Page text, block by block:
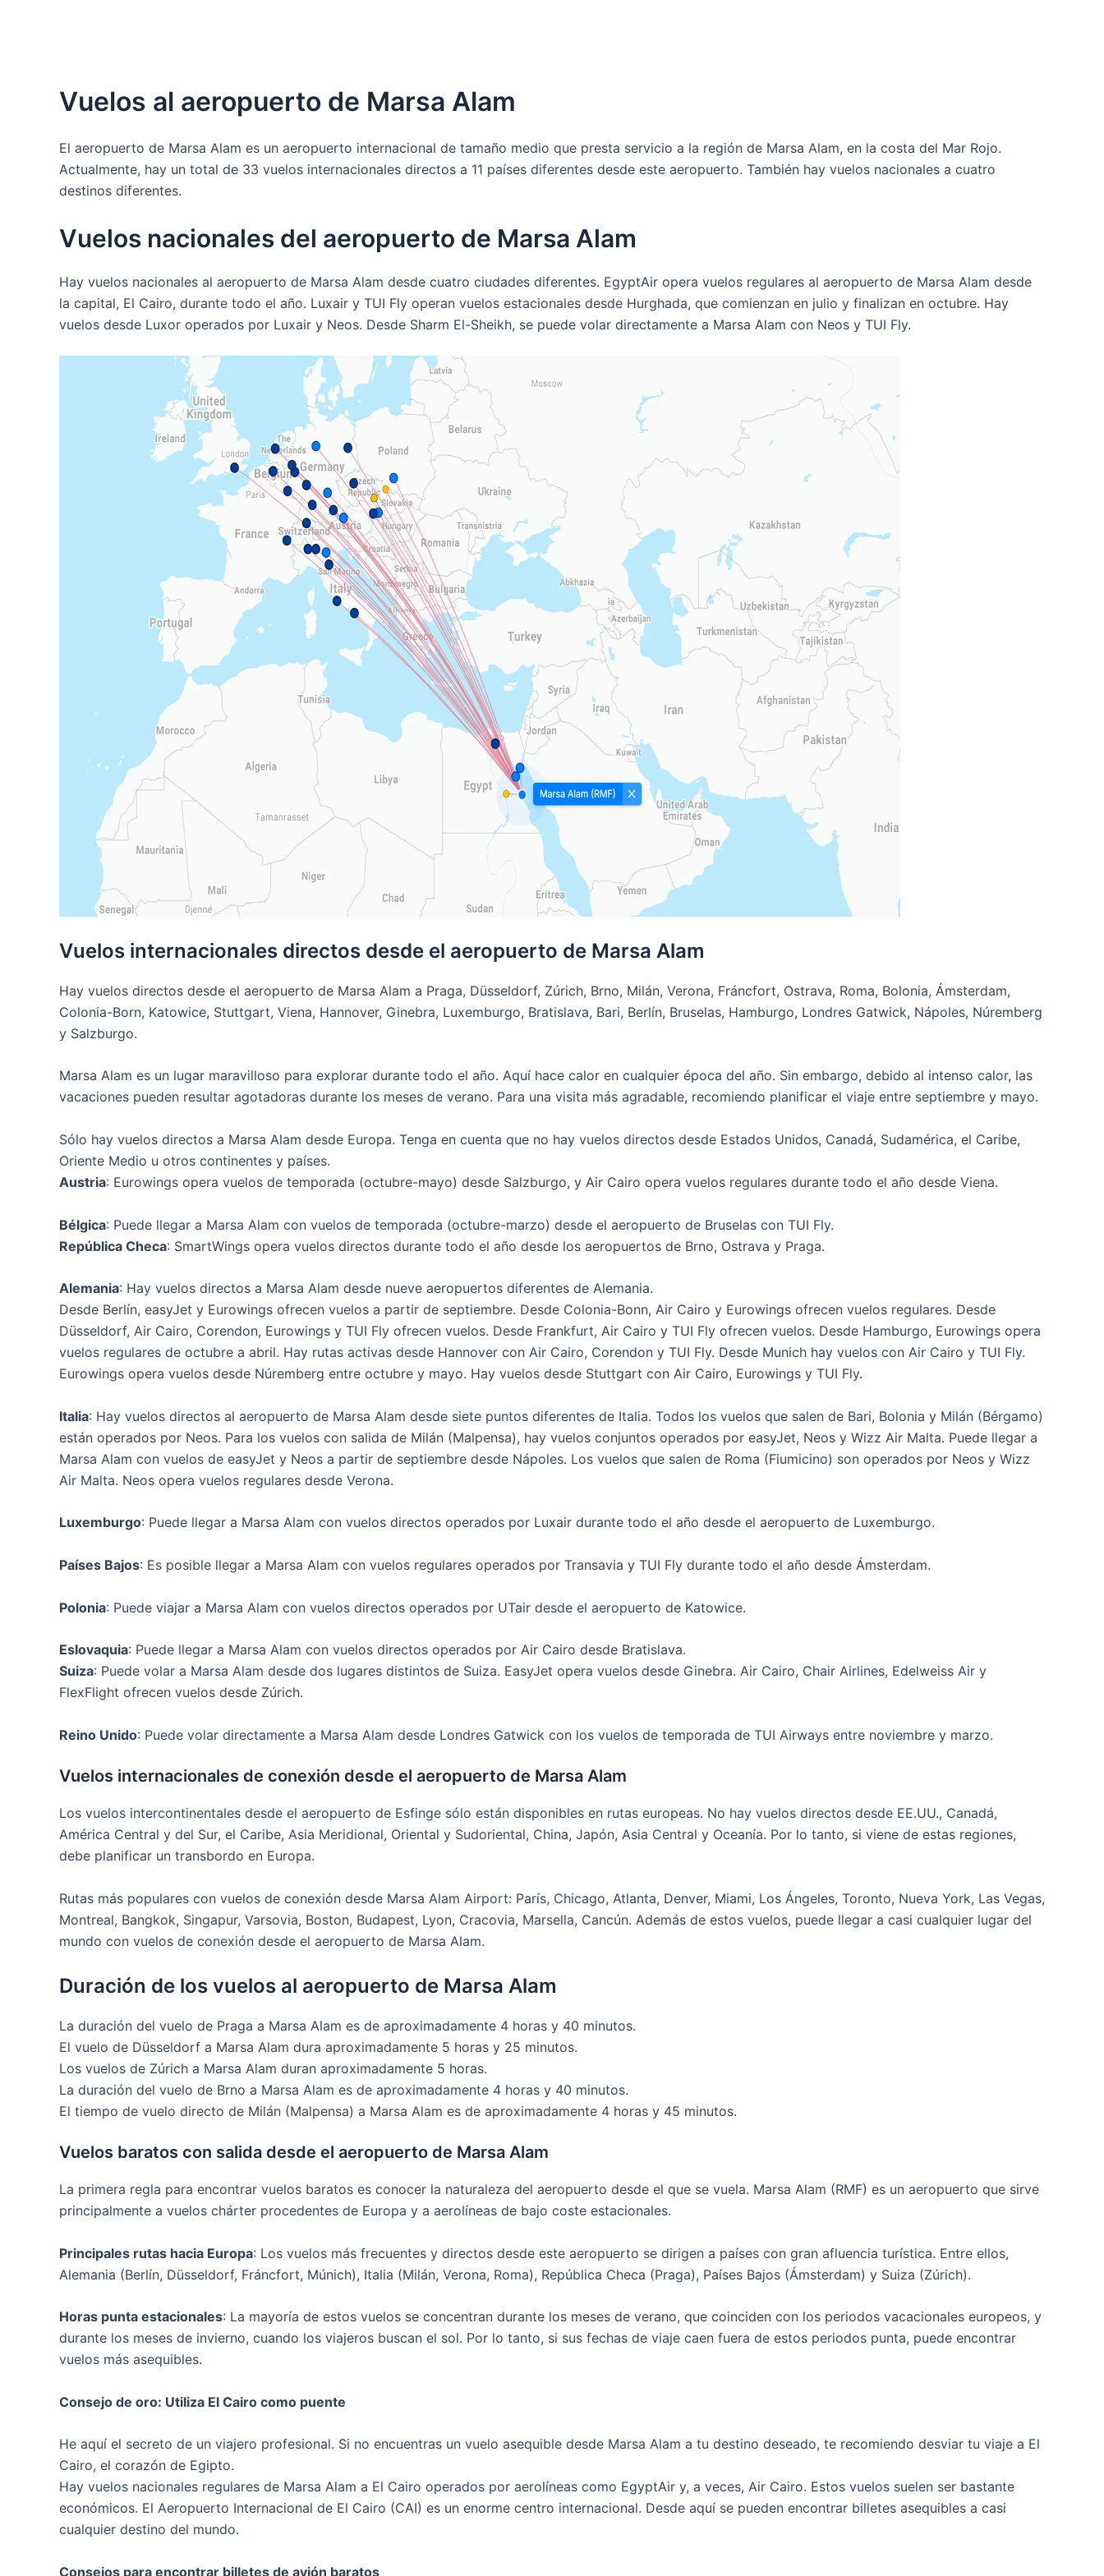
Vuelos al aeropuerto de Marsa Alam
El aeropuerto de Marsa Alam es un aeropuerto internacional de tamaño medio que presta servicio a la región de Marsa Alam, en la costa del Mar Rojo.
Actualmente, hay un total de 33 vuelos internacionales directos a 11 países diferentes desde este aeropuerto. También hay vuelos nacionales a cuatro
destinos diferentes.
Vuelos nacionales del aeropuerto de Marsa Alam
Hay vuelos nacionales al aeropuerto de Marsa Alam desde cuatro ciudades diferentes. EgyptAir opera vuelos regulares al aeropuerto de Marsa Alam desde
la capital, El Cairo, durante todo el año. Luxair y TUI Fly operan vuelos estacionales desde Hurghada, que comienzan en julio y finalizan en octubre. Hay
vuelos desde Luxor operados por Luxair y Neos. Desde Sharm El-Sheikh, se puede volar directamente a Marsa Alam con Neos y TUI Fly.
Vuelos internacionales directos desde el aeropuerto de Marsa Alam
Hay vuelos directos desde el aeropuerto de Marsa Alam a Praga, Düsseldorf, Zúrich, Brno, Milán, Verona, Fráncfort, Ostrava, Roma, Bolonia, Ámsterdam,
Colonia-Born, Katowice, Stuttgart, Viena, Hannover, Ginebra, Luxemburgo, Bratislava, Bari, Berlín, Bruselas, Hamburgo, Londres Gatwick, Nápoles, Núremberg
y Salzburgo.
Marsa Alam es un lugar maravilloso para explorar durante todo el año. Aquí hace calor en cualquier época del año. Sin embargo, debido al intenso calor, las
vacaciones pueden resultar agotadoras durante los meses de verano. Para una visita más agradable, recomiendo planificar el viaje entre septiembre y mayo.
Sólo hay vuelos directos a Marsa Alam desde Europa. Tenga en cuenta que no hay vuelos directos desde Estados Unidos, Canadá, Sudamérica, el Caribe,
Oriente Medio u otros continentes y países.
Austria: Eurowings opera vuelos de temporada (octubre-mayo) desde Salzburgo, y Air Cairo opera vuelos regulares durante todo el año desde Viena.
Bélgica: Puede llegar a Marsa Alam con vuelos de temporada (octubre-marzo) desde el aeropuerto de Bruselas con TUI Fly.
República Checa: SmartWings opera vuelos directos durante todo el año desde los aeropuertos de Brno, Ostrava y Praga.
Alemania: Hay vuelos directos a Marsa Alam desde nueve aeropuertos diferentes de Alemania.
Desde Berlín, easyJet y Eurowings ofrecen vuelos a partir de septiembre. Desde Colonia-Bonn, Air Cairo y Eurowings ofrecen vuelos regulares. Desde
Düsseldorf, Air Cairo, Corendon, Eurowings y TUI Fly ofrecen vuelos. Desde Frankfurt, Air Cairo y TUI Fly ofrecen vuelos. Desde Hamburgo, Eurowings opera
vuelos regulares de octubre a abril. Hay rutas activas desde Hannover con Air Cairo, Corendon y TUI Fly. Desde Munich hay vuelos con Air Cairo y TUI Fly.
Eurowings opera vuelos desde Núremberg entre octubre y mayo. Hay vuelos desde Stuttgart con Air Cairo, Eurowings y TUI Fly.
Italia: Hay vuelos directos al aeropuerto de Marsa Alam desde siete puntos diferentes de Italia. Todos los vuelos que salen de Bari, Bolonia y Milán (Bérgamo)
están operados por Neos. Para los vuelos con salida de Milán (Malpensa), hay vuelos conjuntos operados por easyJet, Neos y Wizz Air Malta. Puede llegar a
Marsa Alam con vuelos de easyJet y Neos a partir de septiembre desde Nápoles. Los vuelos que salen de Roma (Fiumicino) son operados por Neos y Wizz
Air Malta. Neos opera vuelos regulares desde Verona.
Luxemburgo: Puede llegar a Marsa Alam con vuelos directos operados por Luxair durante todo el año desde el aeropuerto de Luxemburgo.
Países Bajos: Es posible llegar a Marsa Alam con vuelos regulares operados por Transavia y TUI Fly durante todo el año desde Ámsterdam.
Polonia: Puede viajar a Marsa Alam con vuelos directos operados por UTair desde el aeropuerto de Katowice.
Eslovaquia: Puede llegar a Marsa Alam con vuelos directos operados por Air Cairo desde Bratislava.
Suiza: Puede volar a Marsa Alam desde dos lugares distintos de Suiza. EasyJet opera vuelos desde Ginebra. Air Cairo, Chair Airlines, Edelweiss Air y
FlexFlight ofrecen vuelos desde Zúrich.
Reino Unido: Puede volar directamente a Marsa Alam desde Londres Gatwick con los vuelos de temporada de TUI Airways entre noviembre y marzo.
Vuelos internacionales de conexión desde el aeropuerto de Marsa Alam
Los vuelos intercontinentales desde el aeropuerto de Esfinge sólo están disponibles en rutas europeas. No hay vuelos directos desde EE.UU., Canadá,
América Central y del Sur, el Caribe, Asia Meridional, Oriental y Sudoriental, China, Japón, Asia Central y Oceanía. Por lo tanto, si viene de estas regiones,
debe planificar un transbordo en Europa.
Rutas más populares con vuelos de conexión desde Marsa Alam Airport: París, Chicago, Atlanta, Denver, Miami, Los Ángeles, Toronto, Nueva York, Las Vegas,
Montreal, Bangkok, Singapur, Varsovia, Boston, Budapest, Lyon, Cracovia, Marsella, Cancún. Además de estos vuelos, puede llegar a casi cualquier lugar del
mundo con vuelos de conexión desde el aeropuerto de Marsa Alam.
Duración de los vuelos al aeropuerto de Marsa Alam
La duración del vuelo de Praga a Marsa Alam es de aproximadamente 4 horas y 40 minutos.
El vuelo de Düsseldorf a Marsa Alam dura aproximadamente 5 horas y 25 minutos.
Los vuelos de Zúrich a Marsa Alam duran aproximadamente 5 horas.
La duración del vuelo de Brno a Marsa Alam es de aproximadamente 4 horas y 40 minutos.
El tiempo de vuelo directo de Milán (Malpensa) a Marsa Alam es de aproximadamente 4 horas y 45 minutos.
Vuelos baratos con salida desde el aeropuerto de Marsa Alam
La primera regla para encontrar vuelos baratos es conocer la naturaleza del aeropuerto desde el que se vuela. Marsa Alam (RMF) es un aeropuerto que sirve
principalmente a vuelos chárter procedentes de Europa y a aerolíneas de bajo coste estacionales.
Principales rutas hacia Europa: Los vuelos más frecuentes y directos desde este aeropuerto se dirigen a países con gran afluencia turística. Entre ellos,
Alemania (Berlín, Düsseldorf, Fráncfort, Múnich), Italia (Milán, Verona, Roma), República Checa (Praga), Países Bajos (Ámsterdam) y Suiza (Zúrich).
Horas punta estacionales: La mayoría de estos vuelos se concentran durante los meses de verano, que coinciden con los periodos vacacionales europeos, y
durante los meses de invierno, cuando los viajeros buscan el sol. Por lo tanto, si sus fechas de viaje caen fuera de estos periodos punta, puede encontrar
vuelos más asequibles.
Consejo de oro: Utiliza El Cairo como puente
He aquí el secreto de un viajero profesional. Si no encuentras un vuelo asequible desde Marsa Alam a tu destino deseado, te recomiendo desviar tu viaje a El
Cairo, el corazón de Egipto.
Hay vuelos nacionales regulares de Marsa Alam a El Cairo operados por aerolíneas como EgyptAir y, a veces, Air Cairo. Estos vuelos suelen ser bastante
económicos. El Aeropuerto Internacional de El Cairo (CAI) es un enorme centro internacional. Desde aquí se pueden encontrar billetes asequibles a casi
cualquier destino del mundo.
Consejos para encontrar billetes de avión baratos